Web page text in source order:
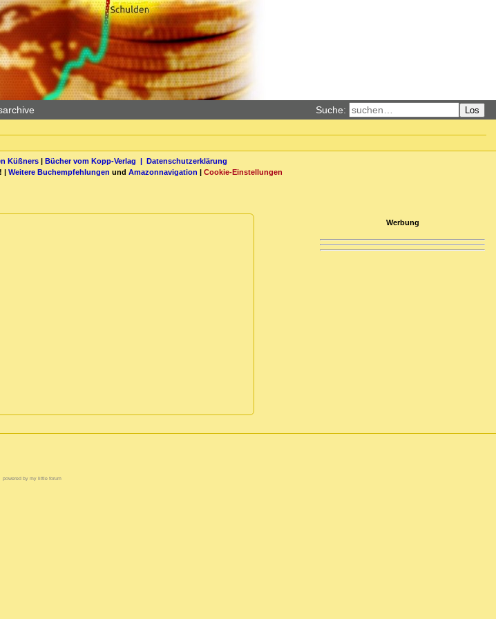
Suche: Los
Küßners| Bücher vom Kopp-Verlag | Datenschutzerklärung
! | Weitere Buchempfehlungen und Amazonnavigation | Cookie-Einstellungen
Werbung
powered by my little forum